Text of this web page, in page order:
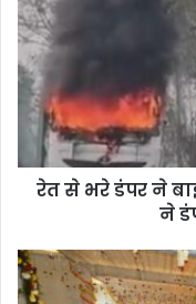
रेत से भरे डंपर ने
ने